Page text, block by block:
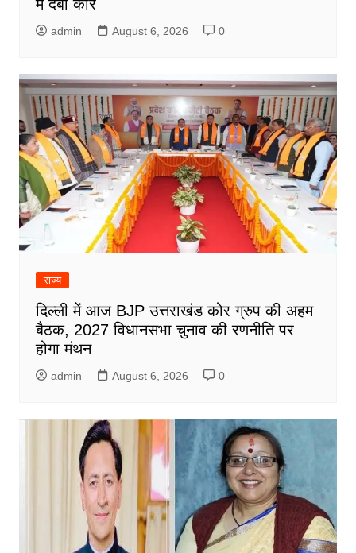
में दबी कार
admin August 6, 2026 0
राज्य
दिल्ली में आज BJP उत्तराखंड कोर ग्रुप की अहम
बैठक, 2027 विधानसभा चुनाव की रणनीति पर
होगा मंथन
admin August 6, 2026 0